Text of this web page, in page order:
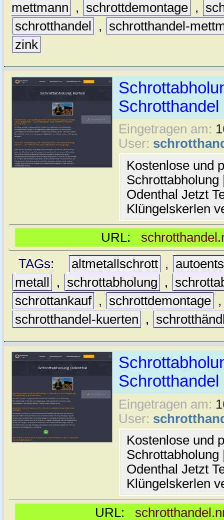
mettmann , schrottdemontage ,
schrotthandel
,
schrotthandel-
zink
Schrotthandel
Eingetragen am:
User:
Kostenlose und
Odenthal Jetzt
Klüngelskerlen
URL:
TAGs:
altmetallschrott ,
metall
, schrottabholung ,
schrottankauf , schrottdemontage
schrotthandel-kuerten
,
Schrotthandel
Eingetragen am:
User:
Kostenlose und
Odenthal Jetzt
Klüngelskerlen
URL: